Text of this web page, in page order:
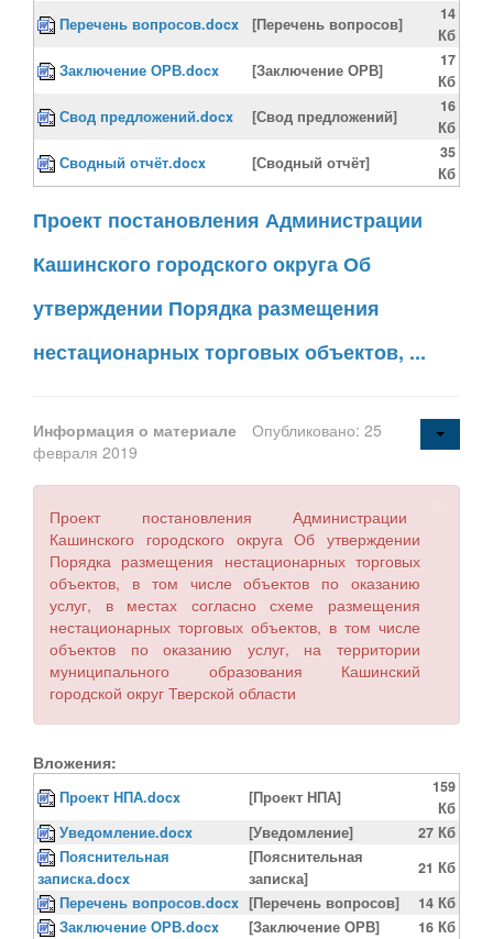
Перечень вопросов.docx
[Перечень вопросов]
14
Кб
Заключение ОРВ.docx
[Заключение ОРВ]
17
Кб
Свод предложений.docx
[Свод предложений]
16
Кб
Сводный отчёт.docx
[Сводный отчёт]
35
Кб
Проект постановления Администрации
Кашинского городского округа Об
утверждении Порядка размещения
нестационарных торговых объектов, ...
Информация о материале
Опубликовано: 25
февраля 2019
Проект постановления Администрации
Кашинского городского округа Об утверждении
Порядка размещения нестационарных торговых
объектов, в том числе объектов по оказанию
услуг, в местах согласно схеме размещения
нестационарных торговых объектов, в том числе
объектов по оказанию услуг, на территории
муниципального образования Кашинский
городской округ Тверской области
Вложения:
Проект НПА.docx [Проект НПА]
159
Кб
Уведомление.docx
[Уведомление]
27 Кб
Пояснительная
записка.docx
[Пояснительная
записка]
21 Кб
Перечень вопросов.docx [Перечень вопросов]
14 Кб
Заключение ОРВ.docx
[Заключение ОРВ] 16 Кб